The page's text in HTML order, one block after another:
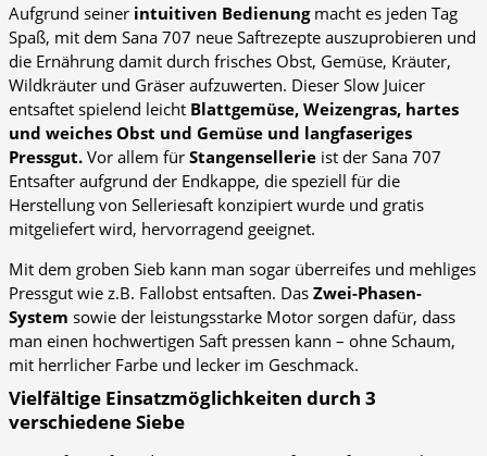
Aufgrund seiner intuitiven Bedienungmacht es jeden Tag
Spaß, mit dem Sana 707 neue Saftrezepte auszuprobieren und
die Ernährung damit durch frisches Obst, Gemüse, Kräuter,
Wildkräuter und Gräser aufzuwerten. Dieser Slow Juicer
entsaftet spielend leicht Blattgemüse, Weizengras, hartes
und weiches Obst und Gemüse und langfaseriges
Pressgut. Vor allem für Stangensellerie ist der Sana 707
Entsafter aufgrund der Endkappe, die speziell für die
Herstellung von Selleriesaft konzipiert wurde und gratis
mitgeliefert wird, hervorragend geeignet.
Mit dem groben Sieb kann man sogar überreifes und mehliges
Pressgut wie z.B. Fallobst entsaften. Das Zwei-Phasen-
System sowie der leistungsstarke Motor sorgen dafür, dass
man einen hochwertigen Saft pressen kann – ohne Schaum,
mit herrlicher Farbe und lecker im Geschmack.
Vielfältige Einsatzmöglichkeiten durch 3
verschiedene Siebe